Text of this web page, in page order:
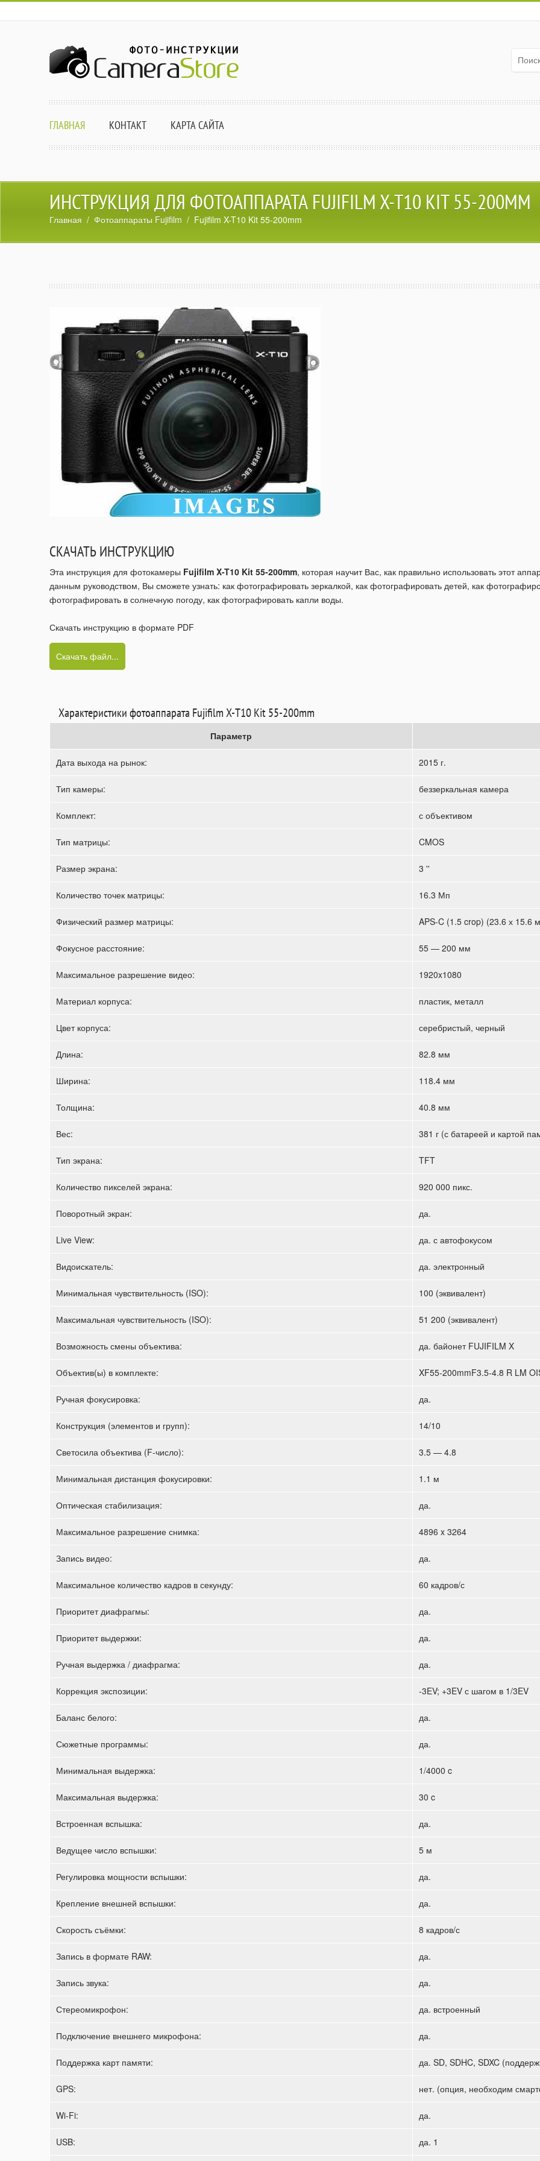
ГЛАВНАЯ КОНТАКТ КАРТА САЙТА
ИНСТРУКЦИЯ ДЛЯ ФОТОАППАРАТА FUJIFILM X-T10 KIT 55-200MM
Главная / Фотоаппараты Fujifilm / Fujifilm X-T10 Kit 55-200mm
СКАЧАТЬ ИНСТРУКЦИЮ
Эта инструкция для фотокамеры Fujifilm X-T10 Kit 55-200mm, которая научит Вас, как правильно использовать этот
данным руководством, Вы сможете узнать: как фотографировать зеркалкой, как фотографировать детей, как
фотографировать в солнечную погоду, как фотографировать капли воды.
Скачать инструкцию в формате PDF
Скачать файл...
Характеристики фотоаппарата Fujifilm X-T10 Kit 55-200mm
Параметр
Дата выхода на рынок: 2015 г.
Тип камеры: беззеркальная камера
Комплект: с объективом
Тип матрицы: CMOS
Размер экрана: 3 ''
Количество точек матрицы: 16.3 Мп
Физический размер матрицы: APS-C (1.5 crop) (23.6 х 15.6
Фокусное расстояние: 55 — 200 мм
Максимальное разрешение видео: 1920x1080
Материал корпуса: пластик, металл
Цвет корпуса: серебристый, черный
Длина: 82.8 мм
Ширина: 118.4 мм
Толщина: 40.8 мм
Вес: 381 г (с батареей и картой
Тип экрана: TFT
Количество пикселей экрана: 920 000 пикс.
Поворотный экран: да.
Live View: да. с автофокусом
Видоискатель: да. электронный
Минимальная чувствительность (ISO): 100 (эквивалент)
Максимальная чувствительность (ISO): 51 200 (эквивалент)
Возможность смены объектива: да. байонет FUJIFILM X
Объектив(ы) в комплекте: XF55-200mmF3.5-4.8 R LM
Ручная фокусировка: да.
Конструкция (элементов и групп): 14/10
Светосила объектива (F-число): 3.5 — 4.8
Минимальная дистанция фокусировки: 1.1 м
Оптическая стабилизация: да.
Максимальное разрешение снимка: 4896 x 3264
Запись видео: да.
Максимальное количество кадров в секунду: 60 кадров/с
Приоритет диафрагмы: да.
Приоритет выдержки: да.
Ручная выдержка / диафрагма: да.
Коррекция экспозиции: -3EV; +3EV с шагом в 1/3EV
Баланс белого: да.
Сюжетные программы: да.
Минимальная выдержка: 1/4000 c
Максимальная выдержка: 30 c
Встроенная вспышка: да.
Ведущее число вспышки: 5 м
Регулировка мощности вспышки: да.
Крепление внешней вспышки: да.
Скорость съёмки: 8 кадров/с
Запись в формате RAW: да.
Запись звука: да.
Стереомикрофон: да. встроенный
Подключение внешнего микрофона: да.
Поддержка карт памяти: да. SD, SDHC, SDXC
GPS: нет. (опция, необходим
Wi-Fi: да.
USB: да. 1